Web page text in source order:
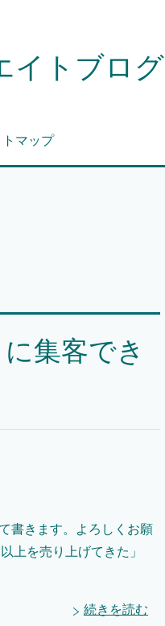
イトブログ
マップ
集客でき
書きます。よろしくお願
上を売り上げてきた」
続きを読む